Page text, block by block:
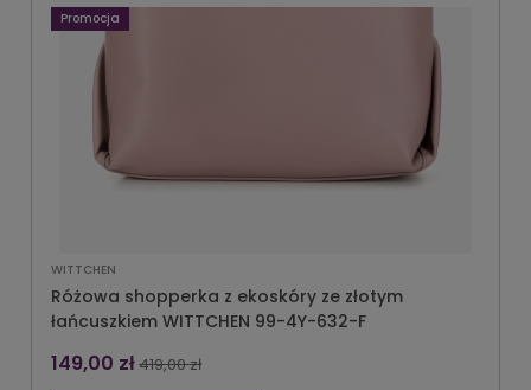
WITTCHEN
Różowa shopperka z ekoskóry ze złotym
łańcuszkiem WITTCHEN 99-4Y-632-F
149,00 zł419,00 zł
Promocja